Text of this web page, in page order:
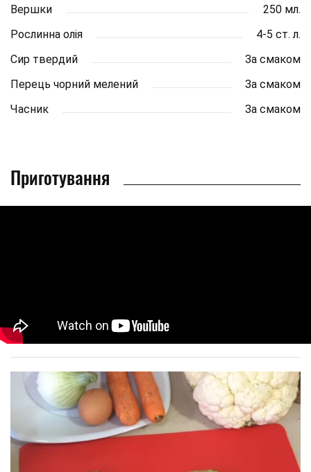
Вершки
250 мл.
Рослинна олія
4-5 ст. л.
Сир твердий
За смаком
Перець чорний мелений
За смаком
Часник
За смаком
Приготування